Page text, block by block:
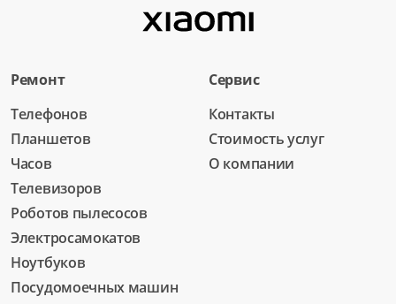
Ремонт
Телефонов
Планшетов
Часов
Телевизоров
Роботов пылесосов
Электросамокатов
Ноутбуков
Посудомоечных машин
Сервис
Контакты
Стоимость услуг
О компании